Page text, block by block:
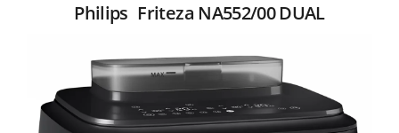
Pogodnosti
Philips Friteza NA552/00 DUAL